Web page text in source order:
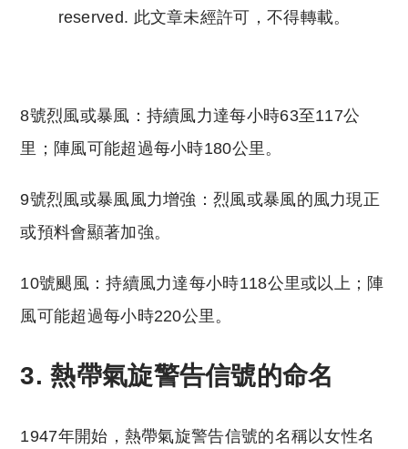
reserved. 此文章未經許可，不得轉載。
8號烈風或暴風：持續風力達每小時63至117公
里；陣風可能超過每小時180公里。
9號烈風或暴風風力增強：烈風或暴風的風力現正
或預料會顯著加強。
10號颶風：持續風力達每小時118公里或以上；陣
風可能超過每小時220公里。
3. 熱帶氣旋警告信號的命名
1947年開始，熱帶氣旋警告信號的名稱以女性名